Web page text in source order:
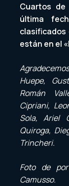
Cuartos
última
están en el
Huepe,
Román
Cipriani,
Sola, Ariel
Quiroga,
Trincheri.
Foto de
Camusso.